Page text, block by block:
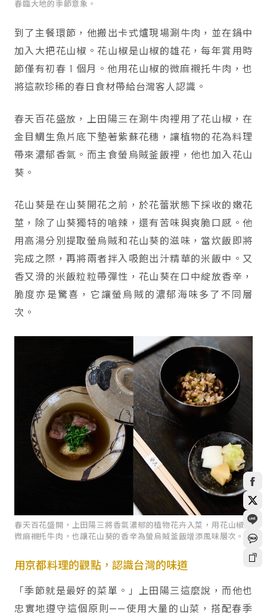
春臨大地的季節意象。
到了主餐環節，他搬出卡式爐現場涮牛肉，並在鍋中
加入大把花山椒。花山椒是山椒的雄花，每年賞用時
節僅有初春 1 個月。他用花山椒的微麻襯托牛肉，也
將這款珍稀的春日食材帶給台灣客人認識。
春天百花盛放，上田陽三在涮牛肉裡用了花山椒，在
金目鯛生魚片底下墊著紫蘇花穗，讓植物的花為料理
帶來濃郁香氣。而主食螢烏賊釜飯裡，他也加入花山
葵。
花山葵是在山葵開花之前，於花蕾狀態下採收的嫩花
莖，除了山葵獨特的嗆辣，還有苦味與爽脆口感。他
用高湯分別提取螢烏賊和花山葵的滋味，當炊飯即將
完成之際，再將兩者拌入吸飽出汁精華的米飯中。又
香又滑的米飯粒粒帶彈性，花山葵在口中綻放香辛，
脆度亦是驚喜，它讓螢烏賊的濃郁海味多了不同層
次。
春天百花盛開，上田陽三將香氣濃郁的植物花卉入菜，用花山椒的
微麻襯托牛肉，也讓花山葵的香辛為螢烏賊釜飯增添風味層次。
用京都料理的觀點，認識台灣的味道
「季節就是最好的菜單。」上田陽三這麼說，而他也
忠實地遵守這個原則——使用大量的山菜，搭配春季